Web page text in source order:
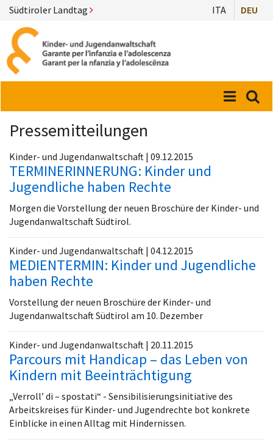
Südtiroler Landtag ITA DEU
Menü
Pressemitteilungen
Kinder- und Jugendanwaltschaft | 09.12.2015
TERMINERINNERUNG: Kinder und
Jugendliche haben Rechte
Morgen die Vorstellung der neuen Broschüre der Kinder- und
Jugendanwaltschaft Südtirol.
Kinder- und Jugendanwaltschaft | 04.12.2015
MEDIENTERMIN: Kinder und Jugendliche
haben Rechte
Vorstellung der neuen Broschüre der Kinder- und
Jugendanwaltschaft Südtirol am 10. Dezember
Kinder- und Jugendanwaltschaft | 20.11.2015
Parcours mit Handicap – das Leben von
Kindern mit Beeinträchtigung
„Verroll’ di – spostati“ - Sensibilisierungsinitiative des
Arbeitskreises für Kinder- und Jugendrechte bot konkrete
Einblicke in einen Alltag mit Hindernissen.